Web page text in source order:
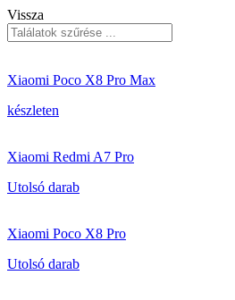
Vissza
Xiaomi Poco X8 Pro Max
készleten
Xiaomi Redmi A7 Pro
Utolsó darab
Xiaomi Poco X8 Pro
Utolsó darab